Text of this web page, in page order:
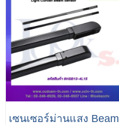
เซนเซอร์ม่านแสง Beam